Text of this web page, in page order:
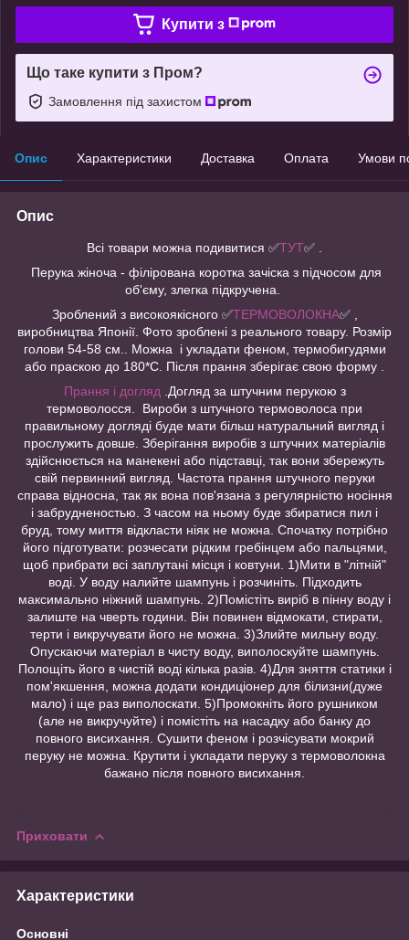
Купити з
Що таке купити з Пром?
Замовлення під захистом
Опис Характеристики Доставка Оплата Умови
Опис
Всі товари можна подивитися ✅ТУТ✅ .
Перука жіноча - філірована коротка зачіска з підчосом для
об'єму, злегка підкручена.
Зроблений з високоякісного ✅ТЕРМОВОЛОКНА✅ ,
виробництва Японії. Фото зроблені з реального товару. Розмір
голови 54-58 см.. Можна і укладати феном, термобигудями
або праскою до 180*С. Після прання зберігає свою форму .
Прання і догляд .Догляд за штучним перукою з
термоволосся. Вироби з штучного термоволоса при
правильному догляді буде мати більш натуральний вигляд і
прослужить довше. Зберігання виробів з штучних матеріалів
здійснюється на манекені або підставці, так вони збережуть
свій первинний вигляд. Частота прання штучного перуки
справа відносна, так як вона пов'язана з регулярністю носіння
і забрудненостью. З часом на ньому буде збиратися пил і
бруд, тому миття відкласти ніяк не можна. Спочатку потрібно
його підготувати: розчесати рідким гребінцем або пальцями,
щоб прибрати всі заплутані місця і ковтуни. 1)Мити в "літній"
воді. У воду налийте шампунь і розчиніть. Підходить
максимально ніжний шампунь. 2)Помістіть виріб в пінну воду і
залиште на чверть години. Він повинен відмокати, стирати,
терти і викручувати його не можна. 3)Злийте мильну воду.
Опускаючи матеріал в чисту воду, виполоскуйте шампунь.
Полощіть його в чистій воді кілька разів. 4)Для зняття статики і
пом'якшення, можна додати кондиціонер для білизни(дуже
мало) і ще раз виполоскати. 5)Промокніть його рушником
(але не викручуйте) і помістіть на насадку або банку до
повного висихання. Сушити феном і розчісувати мокрий
перуку не можна. Крутити і укладати перуку з термоволокна
бажано після повного висихання.
Приховати
Характеристики
Основні